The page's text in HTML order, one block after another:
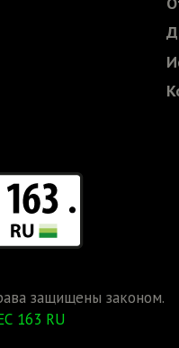
защищены законом.
163 RU